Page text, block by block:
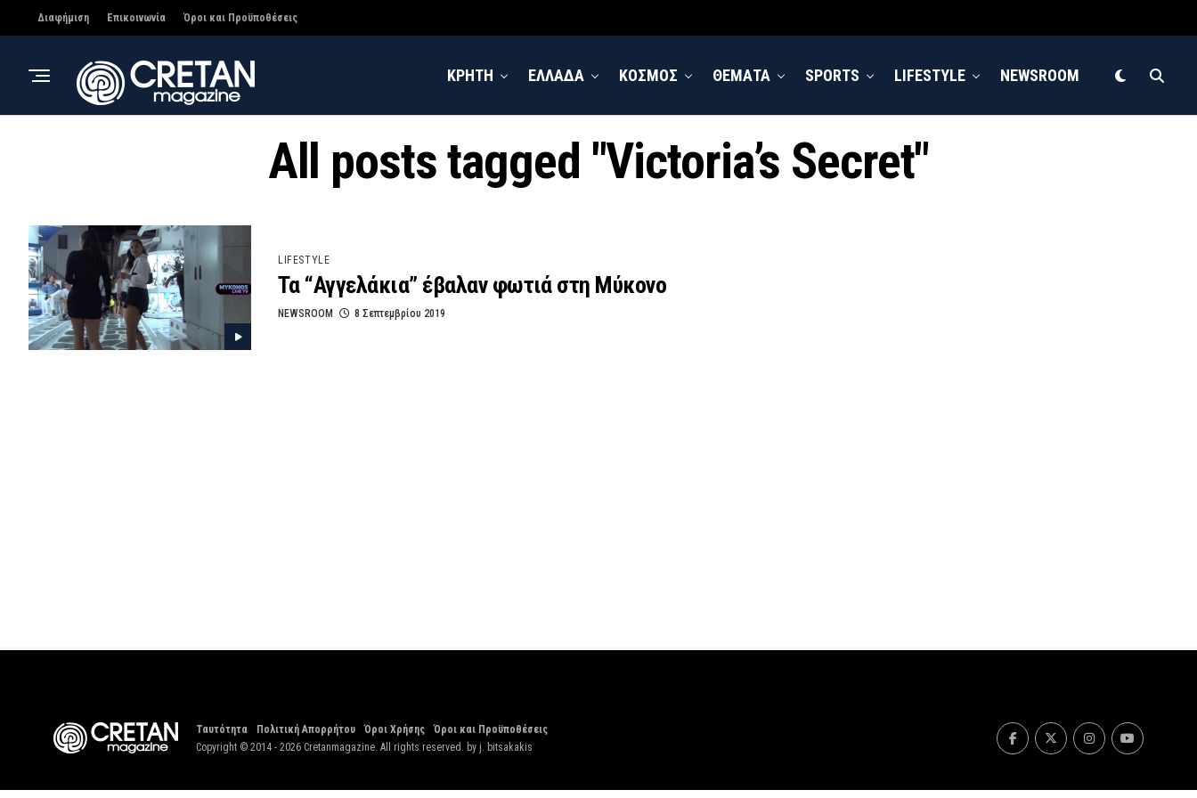
Διαφήμιση Επικοινωνία Όροι και Προϋποθέσεις
ΚΡΗΤΗ ΕΛΛΑΔΑ ΚΟΣΜΟΣ ΘΕΜΑΤΑ SPORTS LIFESTYLE NEWSROOM
All posts tagged "Victoria’s Secret"
LIFESTYLE
Τα “Αγγελάκια” έβαλαν φωτιά στη Μύκονο
NEWSROOM 8 Σεπτεμβρίου 2019
Ταυτότητα Πολιτική Απορρήτου Όροι Χρήσης
Όροι και Προϋποθέσεις
Copyright © 2014 - 2026 Cretanmagazine. All rights reserved. by j. bitsakakis